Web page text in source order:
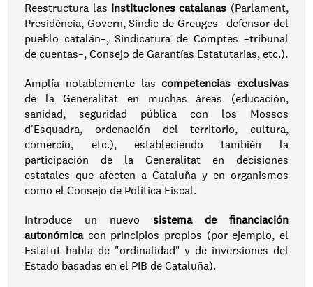
Reestructura las instituciones catalanas (Parlament,
Presidència, Govern, Síndic de Greuges –defensor del
pueblo catalán–, Sindicatura de Comptes –tribunal
de cuentas–, Consejo de Garantías Estatutarias, etc.).
Amplía notablemente las competencias exclusivas
de la Generalitat en muchas áreas (educación,
sanidad, seguridad pública con los Mossos
d'Esquadra, ordenación del territorio, cultura,
comercio, etc.), estableciendo también la
participación de la Generalitat en decisiones
estatales que afecten a Cataluña y en organismos
como el Consejo de Política Fiscal.
Introduce un nuevo sistema de financiación
autonómica con principios propios (por ejemplo, el
Estatut habla de "ordinalidad" y de inversiones del
Estado basadas en el PIB de Cataluña).